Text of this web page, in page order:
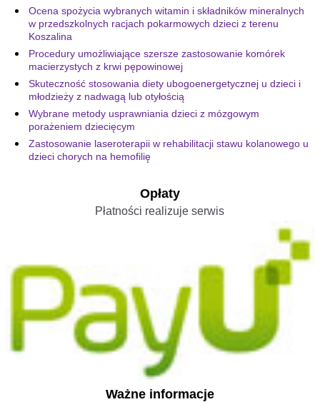
Ocena spożycia wybranych witamin i składników mineralnych
w przedszkolnych racjach pokarmowych dzieci z terenu
Koszalina
Procedury umożliwiające szersze zastosowanie komórek
macierzystych z krwi pępowinowej
Skuteczność stosowania diety ubogoenergetycznej u dzieci i
młodzieży z nadwagą lub otyłością
Wybrane metody usprawniania dzieci z mózgowym
porażeniem dziecięcym
Zastosowanie laseroterapii w rehabilitacji stawu kolanowego u
dzieci chorych na hemofilię
Opłaty
Płatności realizuje serwis
Ważne informacje